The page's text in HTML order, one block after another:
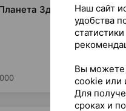
Здоровья 2000
Наш сайт
удобства
Вы можете
cookie или
Для
сроках и